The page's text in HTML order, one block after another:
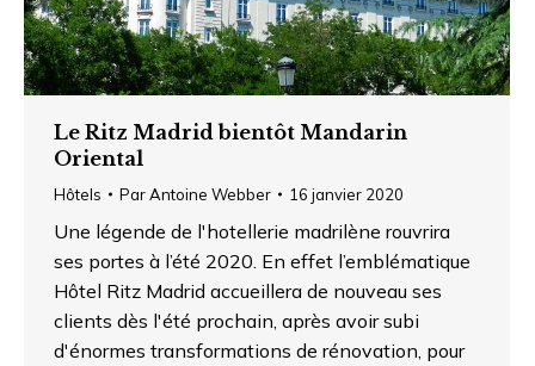
Le Ritz Madrid bientôt Mandarin
Oriental
Hôtels ParAntoine Webber 16 janvier 2020
Une légende de l'hotellerie madrilène rouvrira
ses portes à l’été 2020. En effet l’emblématique
Hôtel Ritz Madrid accueillera de nouveau ses
clients dès l'été prochain, après avoir subi
d'énormes transformations de rénovation, pour